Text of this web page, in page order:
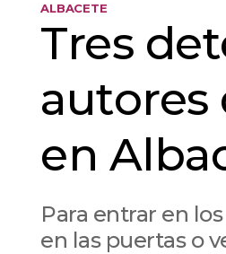
ALBACETE
Tres
autores
en
Para entrar en
en las puertas o